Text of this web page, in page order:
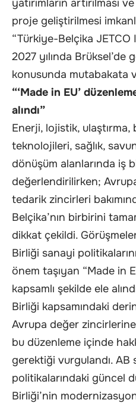
yatırımların artırılması
proje geliştirilmesi
“Türkiye-Belçika JETCO
2027 yılında Brüksel’de
konusunda mutabakata
“‘Made in EU’
alındı”
Enerji, lojistik, ulaştırma,
teknolojileri, sağlık,
dönüşüm alanlarında iş
değerlendirilirken;
tedarik zincirleri
Belçika’nın birbirini
dikkat çekildi.
Birliği sanayi
önem taşıyan “Made in
kapsamlı şekilde ele
Birliği kapsamındaki
Avrupa değer
bu düzenleme içinde
gerektiği vurgulandı.
politikalarındaki güncel
Birliği’nin